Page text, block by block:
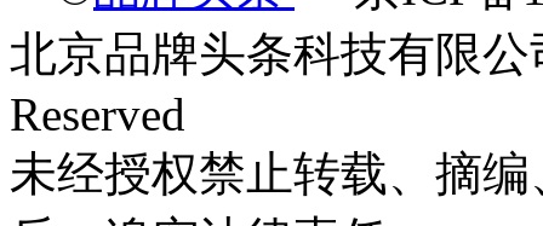
北京品牌头条科技有限公
Reserved
未经授权禁止转载、摘